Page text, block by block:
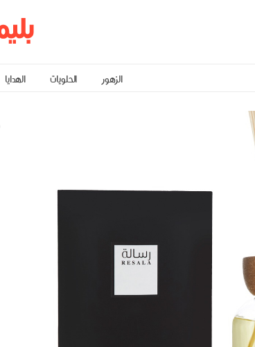
الزهور الحلويات الهدايا